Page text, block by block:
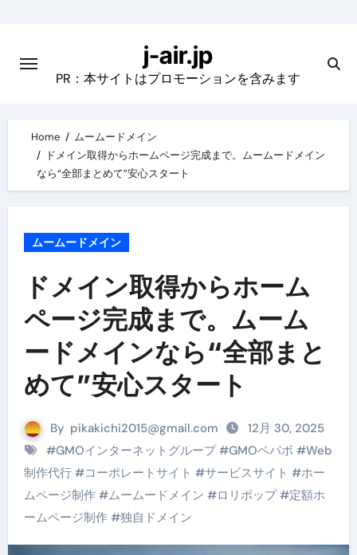
content
j-air.jp
PR：本サイトはプロモーションを含みます
Home
ムームードメイン
ドメイン取得からホームページ完成まで。ムームードメイン
なら“全部まとめて”安心スタート
ムームードメイン
ドメイン取得からホーム
ページ完成まで。ムーム
ードメインなら“全部まと
めて”安心スタート
By pikakichi2015@gmail.com
12月 30, 2025
#GMOインターネットグループ#GMOペパボ #Web
制作代行#コーポレートサイト #サービスサイト #ホー
ムページ制作#ムームードメイン #ロリポップ#定額ホ
ームページ制作#独自ドメイン